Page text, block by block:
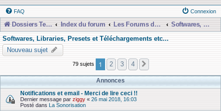
FAQ Connexion
Dossiers Techniques Index du forum Les Forums de Discussions
Softwares, Libraries, Presets et Téléchargements etc...
Softwares, Libraries, Presets et Téléchargements etc...
Nouveau sujet
79 sujets 1 2 3 4
Annonces
Notifications et email - Merci de lire ceci !!
Dernier message par ziggy « 26 mai 2018, 16:03
Posté dans La Sonorisation